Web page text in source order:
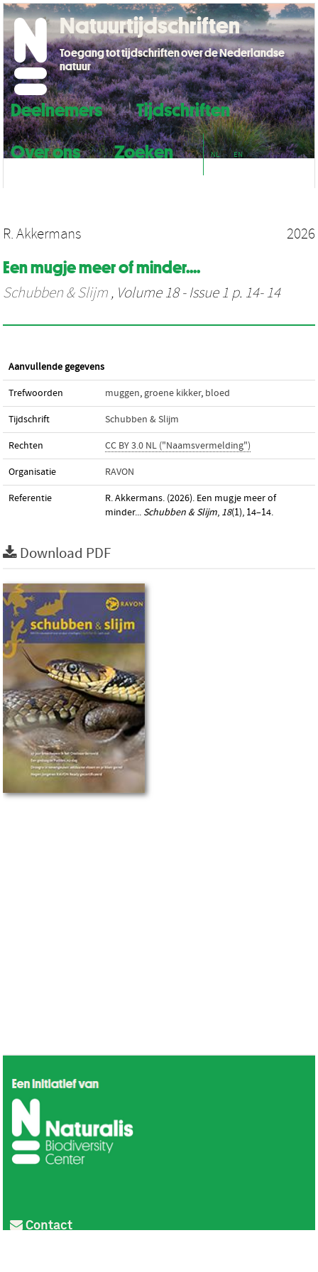
Deelnemers
Tijdschriften
Over ons
Zoeken NL EN
Natuurtijdschriften
Toegang tot tijdschriften over de Nederlandse
natuur
R. Akkermans 2026
Een mugje meer of minder....
Schubben & Slijm , Volume 18 - Issue 1 p. 14- 14
Aanvullende gegevens
Trefwoorden muggen, groene kikker, bloed
Tijdschrift Schubben & Slijm
Rechten CC BY 3.0 NL ("Naamsvermelding")
Organisatie RAVON
Referentie
R. Akkermans. (2026). Een mugje meer of
minder... Schubben & Slijm, 18(1), 14–14.
Download PDF
Contact